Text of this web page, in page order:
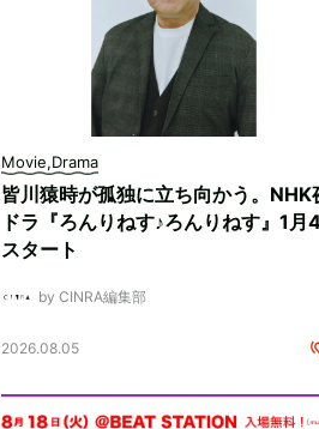
Movie,Drama
皆川猿時が孤独に立ち向かう。NHK
ドラ『ろんりねす♪ろんりねす』1月
スタート
by CINRA編集部
2026.08.05